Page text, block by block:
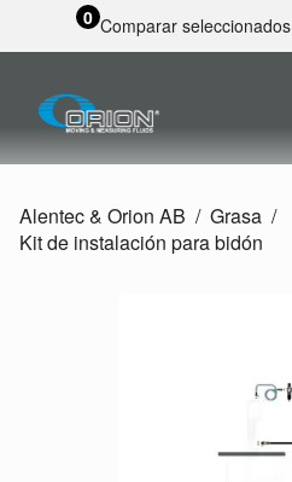
0 Comparar seleccionados
Alentec & Orion AB
Grasa
Kit de instalación para bidón